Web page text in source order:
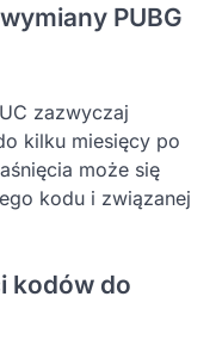
PUBG
zazwyczaj
kilku miesięcy po
może się
kodu i związanej
kodów do